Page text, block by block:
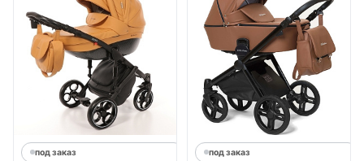
под заказ под заказ